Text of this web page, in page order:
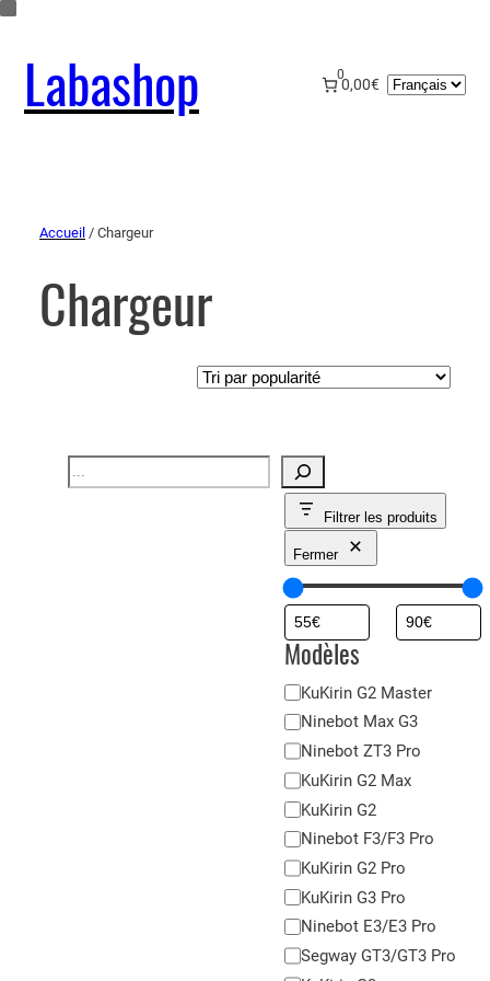
Labashop 0
0,00€
Choisir
Accueil / Chargeur
Chargeur
Recherche
Filtrer les produits
Fermer
Modèles
M
o
d
è
l
e
s
KuKirin G2 Master
Ninebot Max G3
Ninebot ZT3 Pro
KuKirin G2 Max
KuKirin G2
Ninebot F3/F3 Pro
KuKirin G2 Pro
KuKirin G3 Pro
Ninebot E3/E3 Pro
Segway GT3/GT3 Pro